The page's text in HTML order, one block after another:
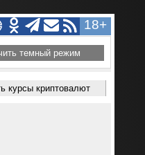
18+
темный режим
курсы криптовалют